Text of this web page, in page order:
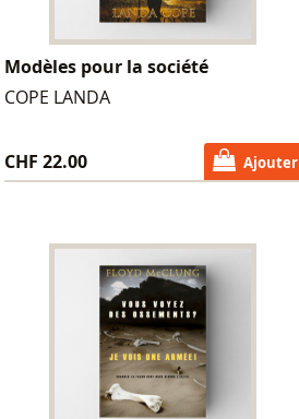
Modèles pour la société
COPE LANDA
CHF 22.00 Ajouter